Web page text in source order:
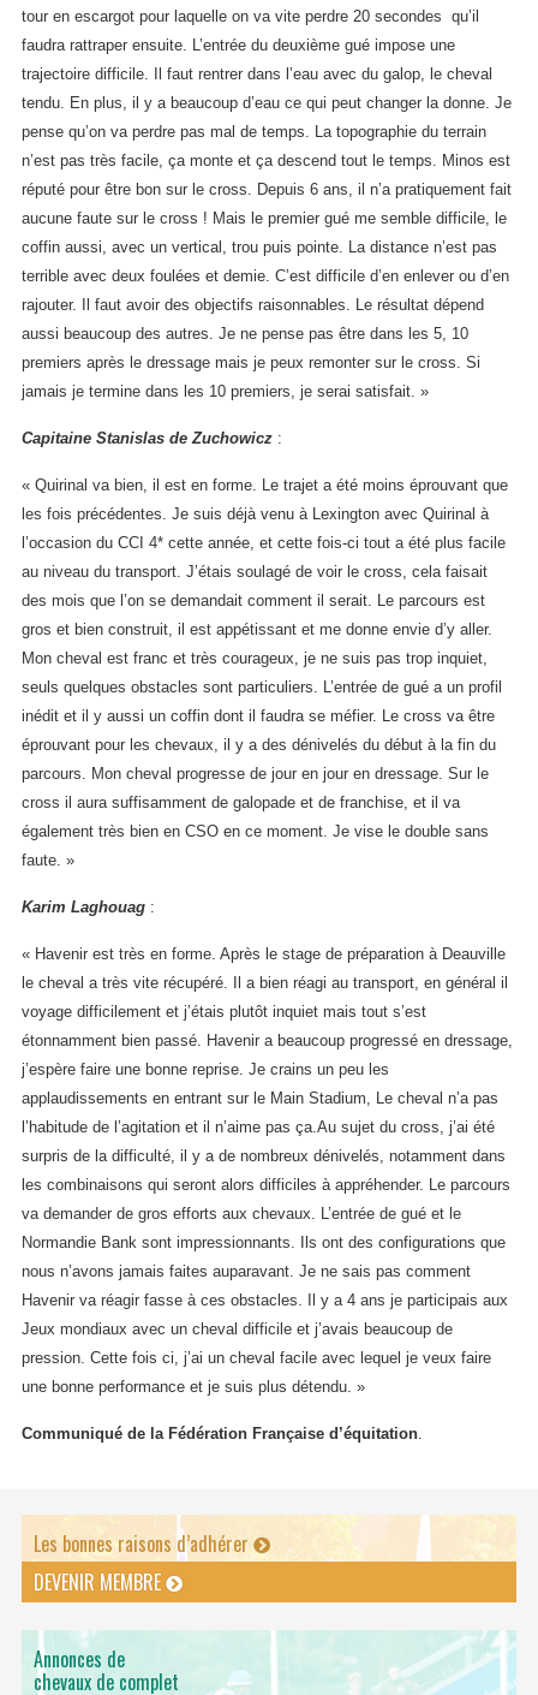
tour en escargot pour laquelle on va vite perdre 20 secondes qu’il
faudra rattraper ensuite. L’entrée du deuxième gué impose une
trajectoire difficile. Il faut rentrer dans l’eau avec du galop, le cheval
tendu. En plus, il y a beaucoup d’eau ce qui peut changer la donne. Je
pense qu’on va perdre pas mal de temps. La topographie du terrain
n’est pas très facile, ça monte et ça descend tout le temps. Minos est
réputé pour être bon sur le cross. Depuis 6 ans, il n’a pratiquement fait
aucune faute sur le cross ! Mais le premier gué me semble difficile, le
coffin aussi, avec un vertical, trou puis pointe. La distance n’est pas
terrible avec deux foulées et demie. C’est difficile d’en enlever ou d’en
rajouter. Il faut avoir des objectifs raisonnables. Le résultat dépend
aussi beaucoup des autres. Je ne pense pas être dans les 5, 10
premiers après le dressage mais je peux remonter sur le cross. Si
jamais je termine dans les 10 premiers, je serai satisfait. »
Capitaine Stanislas de Zuchowicz :
« Quirinal va bien, il est en forme. Le trajet a été moins éprouvant que
les fois précédentes. Je suis déjà venu à Lexington avec Quirinal à
l’occasion du CCI 4* cette année, et cette fois-ci tout a été plus facile
au niveau du transport. J’étais soulagé de voir le cross, cela faisait
des mois que l’on se demandait comment il serait. Le parcours est
gros et bien construit, il est appétissant et me donne envie d’y aller.
Mon cheval est franc et très courageux, je ne suis pas trop inquiet,
seuls quelques obstacles sont particuliers. L’entrée de gué a un profil
inédit et il y aussi un coffin dont il faudra se méfier. Le cross va être
éprouvant pour les chevaux, il y a des dénivelés du début à la fin du
parcours. Mon cheval progresse de jour en jour en dressage. Sur le
cross il aura suffisamment de galopade et de franchise, et il va
également très bien en CSO en ce moment. Je vise le double sans
faute. »
Karim Laghouag :
« Havenir est très en forme. Après le stage de préparation à Deauville
le cheval a très vite récupéré. Il a bien réagi au transport, en général il
voyage difficilement et j’étais plutôt inquiet mais tout s’est
étonnamment bien passé. Havenir a beaucoup progressé en dressage,
j’espère faire une bonne reprise. Je crains un peu les
applaudissements en entrant sur le Main Stadium, Le cheval n’a pas
l’habitude de l’agitation et il n’aime pas ça.Au sujet du cross, j’ai été
surpris de la difficulté, il y a de nombreux dénivelés, notamment dans
les combinaisons qui seront alors difficiles à appréhender. Le parcours
va demander de gros efforts aux chevaux. L’entrée de gué et le
Normandie Bank sont impressionnants. Ils ont des configurations que
nous n’avons jamais faites auparavant. Je ne sais pas comment
Havenir va réagir fasse à ces obstacles. Il y a 4 ans je participais aux
Jeux mondiaux avec un cheval difficile et j’avais beaucoup de
pression. Cette fois ci, j’ai un cheval facile avec lequel je veux faire
une bonne performance et je suis plus détendu. »
Communiqué de la Fédération Française d’équitation.
Les bonnes raisons d’adhérer
DEVENIR MEMBRE
Annonces de
chevaux de complet